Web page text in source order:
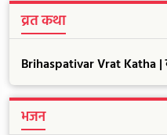
व्रत कथा
Brihaspativar Vrat Katha |
भजन